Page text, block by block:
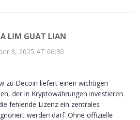
LIM GUAT LIAN
8, 2025 AT 06:30
zu Decoin liefert einen wichtigen
der in Kryptowährungen investieren
fehlende Lizenz ein zentrales
werden darf. Ohne offizielle